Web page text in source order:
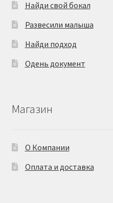
Найди свой бокал
Развесили малыша
Найди подход
Одень документ
Магазин
О Компании
Оплата и доставка